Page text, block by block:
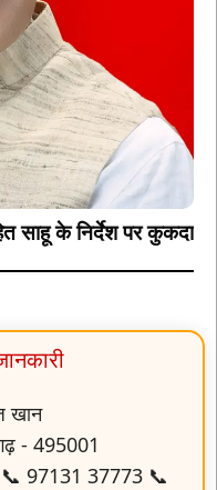
साहू के निर्देश पर कुकदा
खान
- 495001
97131 37773 📞